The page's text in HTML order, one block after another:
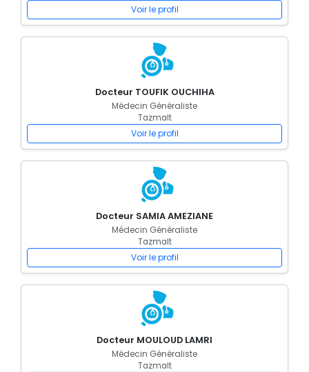
Voir le profil
Docteur TOUFIK OUCHIHA
Médecin Généraliste
Tazmalt
Voir le profil
Docteur SAMIA AMEZIANE
Médecin Généraliste
Tazmalt
Voir le profil
Docteur MOULOUD LAMRI
Médecin Généraliste
Tazmalt